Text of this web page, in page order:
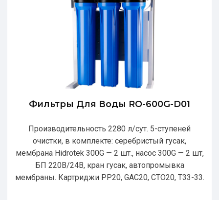
Фильтры Для Воды RO-600G-D01
Производительность 2280 л/сут. 5-ступеней
очистки, в комплекте: серебристый гусак,
мембрана Hidrotek 300G — 2 шт., насос 300G — 2 шт,
БП 220В/24В, кран гусак, автопромывка
мембраны. Картриджи РР20, GAC20, CTO20, T33-33.